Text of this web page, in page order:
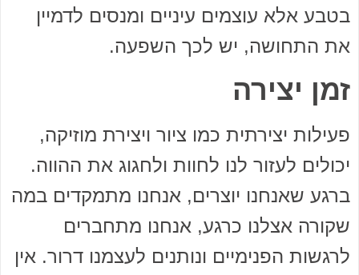
בטבע אלא עוצמים עיניים ומנסים לדמיין
את התחושה, יש לכך השפעה.
זמן יצירה
פעילות יצירתית כמו ציור ויצירת מוזיקה,
יכולים לעזור לנו לחוות ולחגוג את ההווה.
ברגע שאנחנו יוצרים, אנחנו מתמקדים במה
שקורה אצלנו כרגע, אנחנו מתחברים
לרגשות הפנימיים ונותנים לעצמנו דרור. אין